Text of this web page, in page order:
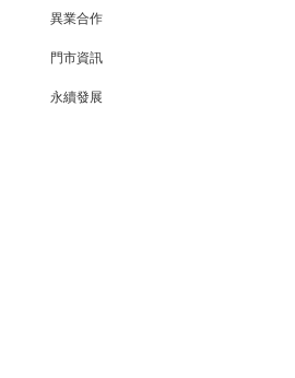
異業合作
門市資訊
永續發展